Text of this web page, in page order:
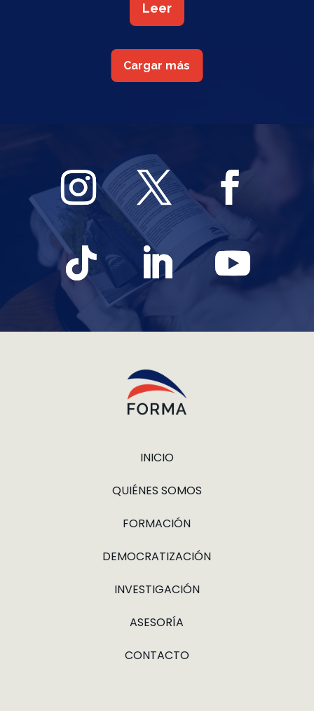
Leer
Cargar más
INICIO
QUIÉNES SOMOS
FORMACIÓN
DEMOCRATIZACIÓN
INVESTIGACIÓN
ASESORÍA
CONTACTO